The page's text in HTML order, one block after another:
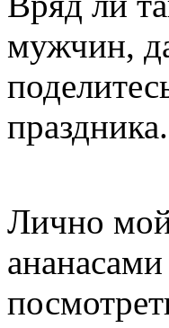
мужчин,
Лично